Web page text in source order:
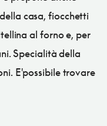
casa, fiocchetti
al forno e, per
Specialità della
E'possibile trovare